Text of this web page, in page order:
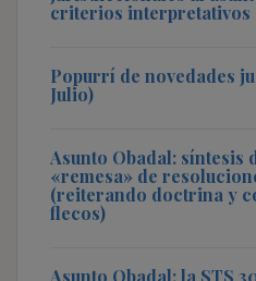
criterios interpretativos
Popurrí de novedades
Julio)
Asunto Obadal: síntesis
«remesa» de
(reiterando doctrina y
flecos)
Asunto Obadal: la STS